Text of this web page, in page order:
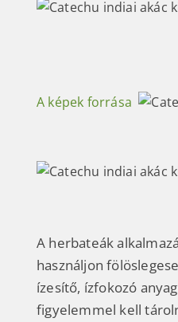
A képek forrása
A herbateák
használjon
ízesítő, ízfokozó
figyelemmel kell